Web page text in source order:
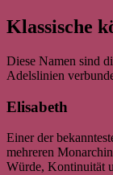
Klassische
Diese Namen sind
Adelslinien
Elisabeth
Einer der
mehreren
Würde, Kontinuität